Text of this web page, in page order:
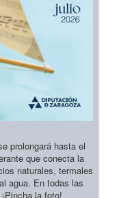
prolongará hasta el
que conecta la
naturales, termales
agua. En todas las
la foto!